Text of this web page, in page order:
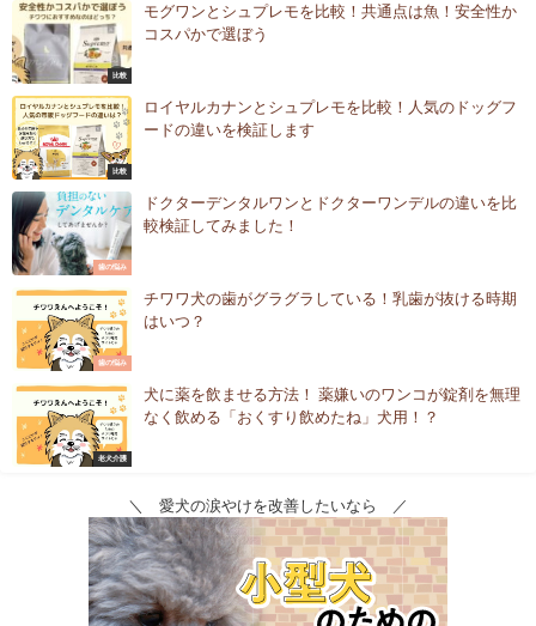
比較
モグワンとシュプレモを比較！共通点は魚！安全性か
コスパかで選ぼう
比較
ロイヤルカナンとシュプレモを比較！人気のドッグフ
ードの違いを検証します
歯の悩み
ドクターデンタルワンとドクターワンデルの違いを比
較検証してみました！
歯の悩み
チワワ犬の歯がグラグラしている！乳歯が抜ける時期
はいつ？
老犬介護
犬に薬を飲ませる方法！ 薬嫌いのワンコが錠剤を無理
なく飲める「おくすり飲めたね」犬用！？
＼ 愛犬の涙やけを改善したいなら ／